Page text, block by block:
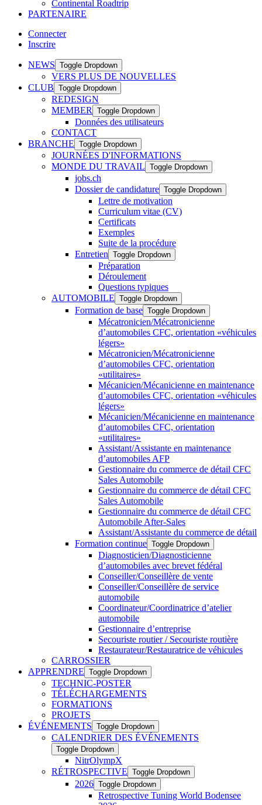
Continental Roadtrip
PARTENAIRE
Connecter
Inscrire
NEWS Toggle Dropdown
VERS PLUS DE NOUVELLES
CLUB Toggle Dropdown
REDESIGN
MEMBER
Toggle Dropdown
Données des utilisateurs
CONTACT
BRANCHE Toggle Dropdown
JOURNÉES D'INFORMATIONS
MONDE DU TRAVAIL Toggle Dropdown
jobs.ch
Dossier de candidature Toggle Dropdown
Lettre de motivation
Curriculum vitae (CV)
Certificats
Exemples
Suite de la procédure
Entretien Toggle Dropdown
Préparation
Déroulement
Questions typiques
AUTOMOBILE Toggle Dropdown
Formation de base Toggle Dropdown
Mécatronicien/Mécatronicienne
d’automobiles CFC, orientation «véhicules
légers»
Mécatronicien/Mécatronicienne
d’automobiles CFC, orientation
«utilitaires»
Mécanicien/Mécanicienne en maintenance
d’automobiles CFC, orientation «véhicules
légers»
Mécanicien/Mécanicienne en maintenance
d’automobiles CFC, orientation
«utilitaires»
Assistant/Assistante en maintenance
d’automobiles AFP
Gestionnaire du commerce de détail CFC
Sales Automobile
Gestionnaire du commerce de détail CFC
Sales Automobile
Gestionnaire du commerce de détail CFC
Automobile After-Sales
Assistant/Assistante du commerce de détail
Formation continue Toggle Dropdown
Diagnosticien/Diagnosticienne
d’automobiles avec brevet fédéral
Conseiller/Conseillère de vente
Conseiller/Conseillère de service
automobile
Coordinateur/Coordinatrice d’atelier
automobile
Gestionnaire d’entreprise
Secouriste routier / Secouriste routière
Restaurateur/Restauratrice de véhicules
CARROSSIER
APPRENDRE Toggle Dropdown
TECHNIC-POSTER
TÉLÉCHARGEMENTS
FORMATIONS
PROJETS
ÉVÉNEMENTS Toggle Dropdown
CALENDRIER DES ÉVÉNEMENTS
Toggle Dropdown
NitrOlympX
RÉTROSPECTIVE Toggle Dropdown
2026 Toggle Dropdown
Retrospective Tuning World Bodensee